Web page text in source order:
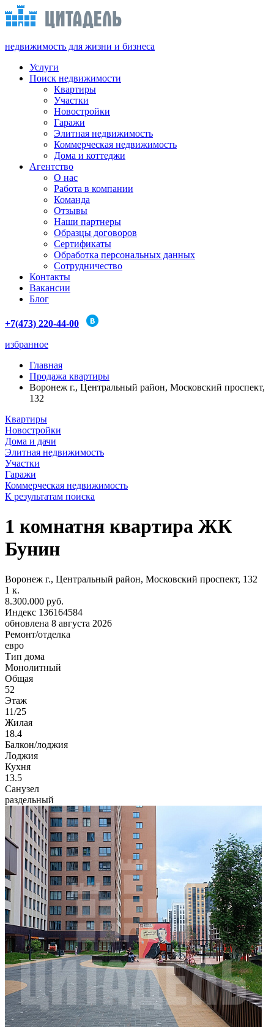
недвижимость для жизни и бизнеса
Услуги
Поиск недвижимости
Квартиры
Участки
Новостройки
Гаражи
Элитная недвижимость
Коммерческая недвижимость
Дома и коттеджи
Агентство
О нас
Работа в компании
Команда
Отзывы
Наши партнеры
Образцы договоров
Сертификаты
Обработка персональных данных
Сотрудничество
Контакты
Вакансии
Блог
+7(473) 220-44-00
избранное
Главная
Продажа квартиры
Воронеж г., Центральный район, Московский проспект,
132
Квартиры
Новостройки
Дома и дачи
Элитная недвижимость
Участки
Гаражи
Коммерческая недвижимость
К результатам поиска
1 комнатня квартира ЖК
Бунин
Воронеж г., Центральный район, Московский проспект, 132
1 к.
8.300.000 руб.
Индекс 136164584
обновлена 8 августа 2026
Ремонт/отделка
евро
Тип дома
Монолитный
Общая
52
Этаж
11/25
Жилая
18.4
Балкон/лоджия
Лоджия
Кухня
13.5
Санузел
раздельный